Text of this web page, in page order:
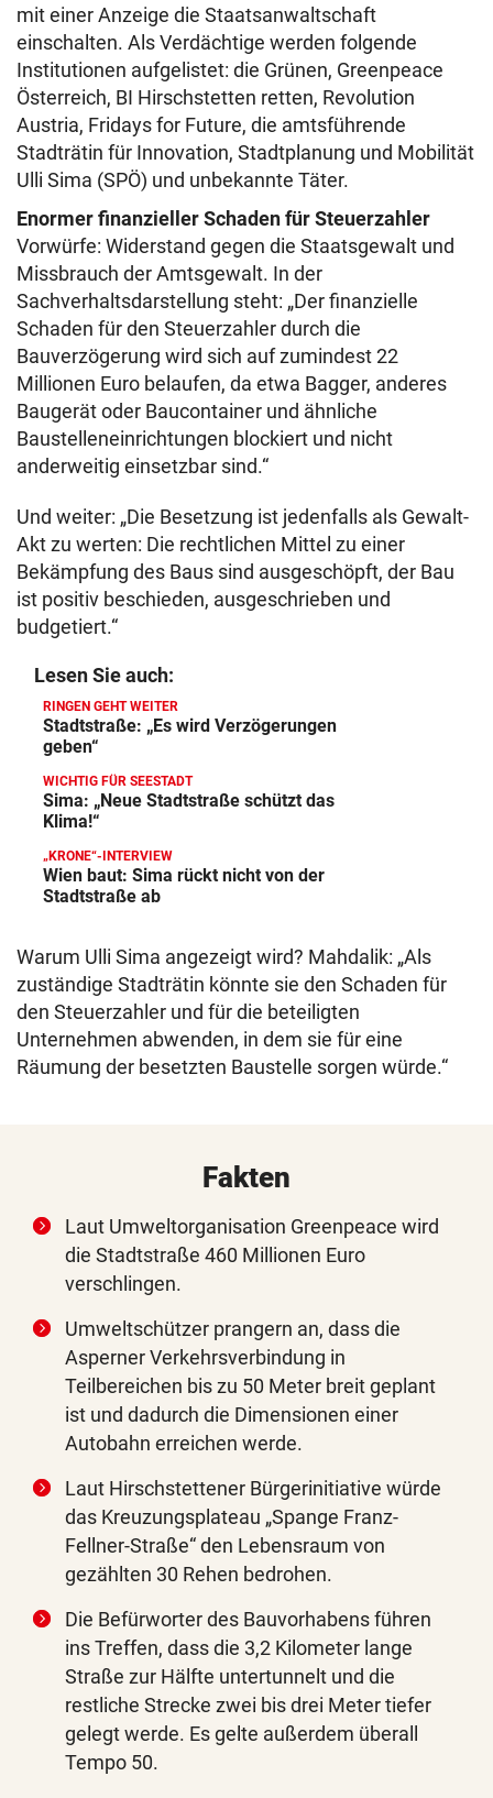
mit einer Anzeige die Staatsanwaltschaft
einschalten. Als Verdächtige werden folgende
Institutionen aufgelistet: die Grünen, Greenpeace
Österreich, BI Hirschstetten retten, Revolution
Austria, Fridays for Future, die amtsführende
Stadträtin für Innovation, Stadtplanung und Mobilität
Ulli Sima (SPÖ) und unbekannte Täter.
Enormer finanzieller Schaden für Steuerzahler
Vorwürfe: Widerstand gegen die Staatsgewalt und
Missbrauch der Amtsgewalt. In der
Sachverhaltsdarstellung steht: „Der finanzielle
Schaden für den Steuerzahler durch die
Bauverzögerung wird sich auf zumindest 22
Millionen Euro belaufen, da etwa Bagger, anderes
Baugerät oder Baucontainer und ähnliche
Baustelleneinrichtungen blockiert und nicht
anderweitig einsetzbar sind.“
Und weiter: „Die Besetzung ist jedenfalls als Gewalt-
Akt zu werten: Die rechtlichen Mittel zu einer
Bekämpfung des Baus sind ausgeschöpft, der Bau
ist positiv beschieden, ausgeschrieben und
budgetiert.“
Lesen Sie auch:
RINGEN GEHT WEITER
Stadtstraße: „Es wird Verzögerungen
geben“
WICHTIG FÜR SEESTADT
Sima: „Neue Stadtstraße schützt das
Klima!“
„KRONE“-INTERVIEW
Wien baut: Sima rückt nicht von der
Stadtstraße ab
Warum Ulli Sima angezeigt wird? Mahdalik: „Als
zuständige Stadträtin könnte sie den Schaden für
den Steuerzahler und für die beteiligten
Unternehmen abwenden, in dem sie für eine
Räumung der besetzten Baustelle sorgen würde.“
Fakten
Laut Umweltorganisation Greenpeace wird
die Stadtstraße 460 Millionen Euro
verschlingen.
Umweltschützer prangern an, dass die
Asperner Verkehrsverbindung in
Teilbereichen bis zu 50 Meter breit geplant
ist und dadurch die Dimensionen einer
Autobahn erreichen werde.
Laut Hirschstettener Bürgerinitiative würde
das Kreuzungsplateau „Spange Franz-
Fellner-Straße“ den Lebensraum von
gezählten 30 Rehen bedrohen.
Die Befürworter des Bauvorhabens führen
ins Treffen, dass die 3,2 Kilometer lange
Straße zur Hälfte untertunnelt und die
restliche Strecke zwei bis drei Meter tiefer
gelegt werde. Es gelte außerdem überall
Tempo 50.